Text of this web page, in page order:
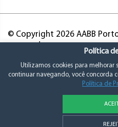
© Copyright 2026 AABB
Política de
Política
Utilizamos cookies para melhorar
continuar navegando, você concorda
Política de